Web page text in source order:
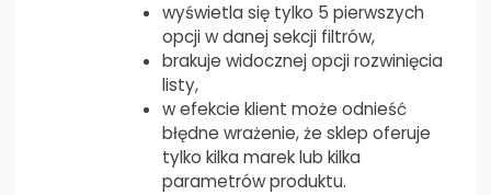
wyświetla się tylko 5 pierwszych
opcji w danej sekcji filtrów,
brakuje widocznej opcji rozwinięcia
listy,
w efekcie klient może odnieść
błędne wrażenie, że sklep oferuje
tylko kilka marek lub kilka
parametrów produktu.